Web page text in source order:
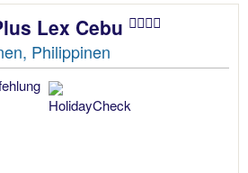
Lex Cebu
Philippinen